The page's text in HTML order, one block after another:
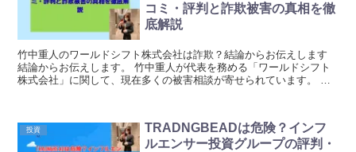
コミ・評判と詐欺被害の真相を徹
底解説
竹中重人のワールドシフト株式会社は詐欺？結論からお伝えします
結論からお伝えします。 竹中重人が代表を務める「ワールドシフト
株式会社」に関して、現在多くの被害相談が寄せられています。 副
投資
TRADNGBEADは危険？インフ
ルエンサー投資グループの評判・